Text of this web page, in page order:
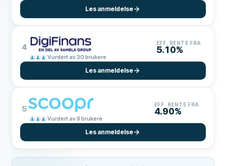
Les anmeldelse
4
Vurdert av 30 brukere
EFF. RENTE FRA
5.10%
Les anmeldelse
5
Vurdert av 8 brukere
EFF. RENTE FRA
4.90%
Les anmeldelse